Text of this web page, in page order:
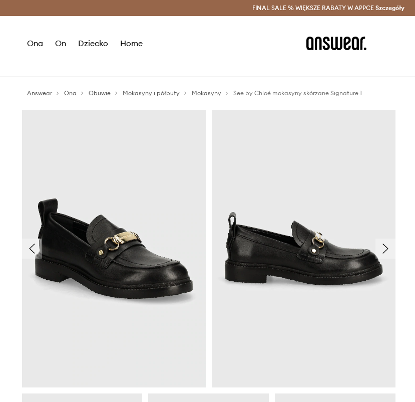
Oszczędzaj z Answear Club > Dostawa nawet w 24h >
FINAL SALE % WIĘKSZE RABATY W APPCE Szczegóły
Ona On Dziecko Home
Answear Ona Obuwie Mokasyny i półbuty Mokasyny See by Chloé mokasyny skórzane Signature 1